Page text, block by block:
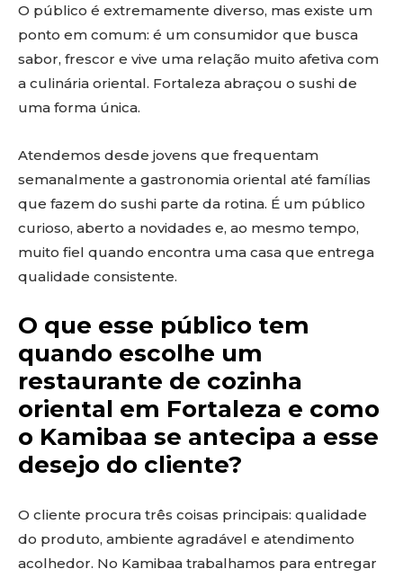
O público é extremamente diverso, mas existe um
ponto em comum: é um consumidor que busca
sabor, frescor e vive uma relação muito afetiva com
a culinária oriental. Fortaleza abraçou o sushi de
uma forma única.
Atendemos desde jovens que frequentam
semanalmente a gastronomia oriental até famílias
que fazem do sushi parte da rotina. É um público
curioso, aberto a novidades e, ao mesmo tempo,
muito fiel quando encontra uma casa que entrega
qualidade consistente.
O que esse público tem
quando escolhe um
restaurante de cozinha
oriental em Fortaleza e como
o Kamibaa se antecipa a esse
desejo do cliente?
O cliente procura três coisas principais: qualidade
do produto, ambiente agradável e atendimento
acolhedor. No Kamibaa trabalhamos para entregar